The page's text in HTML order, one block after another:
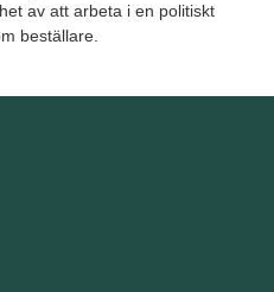
av att arbeta i en politiskt
beställare.